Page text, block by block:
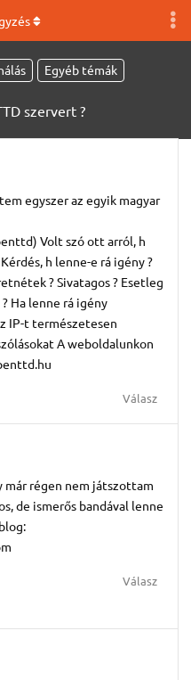
Egyéb témák
szervert ?
egyszer az egyik magyar
Volt szó ott arról, h
h lenne-e rá igény ?
? Sivatagos ? Esetleg
Ha lenne rá igény
IP-t természetesen
A weboldalunkon
Válasz
már régen nem játszottam
de ismerős bandával lenne
Válasz